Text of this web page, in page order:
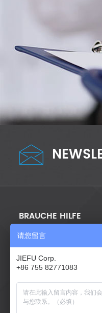
BRAUCHE HILFE
Zuhause
Produkte
Kontaktiere Uns
请您留言
JIEFU Corp.
+86 755 82771083